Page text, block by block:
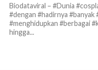
Biodataviral – #Dunia
#dengan #hadirnya #banyak
#menghidupkan #berbagai
hingga...